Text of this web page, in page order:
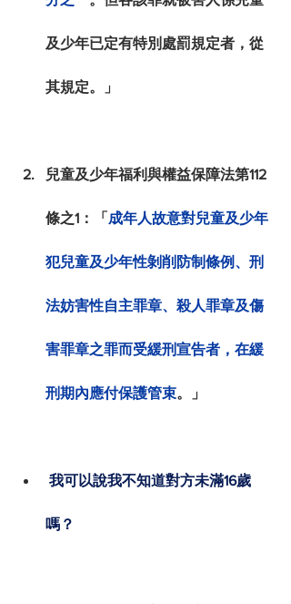
及少年已定有特別處罰規定者，從
其規定。」
兒童及少年福利與權益保障法第112
條之1：「 成年人故意對兒童及少年
犯兒童及少年性剝削防制條例、刑
法妨害性自主罪章、殺人罪章及傷
害罪章之罪而受緩刑宣告者，在緩
刑期內應付保護管束。」
我可以說我不知道對方未滿16歲
嗎？